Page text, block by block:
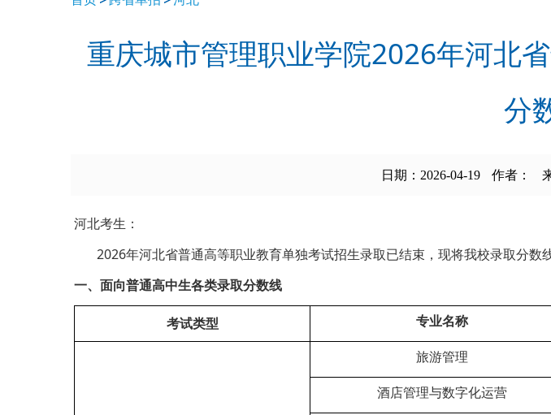
重庆城市管理职业学院2026年河北
分
日期：2026-04-19 作者：
河北考生：
2026年河北省普通高等职业教育单独考试招生录取已结束，现将我校录取分数
一、面向普通高中生各类录取分数线
考试类型 专业名称
旅游管理
酒店管理与数字化运营